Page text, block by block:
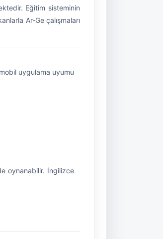
Eğitim sisteminin
Ar-Ge çalışmaları
uygulama uyumu
oynanabilir. İngilizce